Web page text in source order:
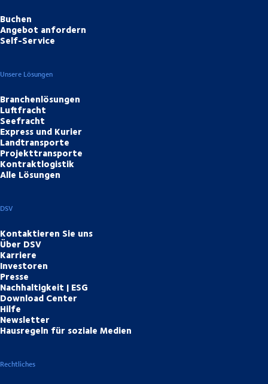
Buchen
Angebot anfordern
Self-Service
Unsere Lösungen
Branchenlösungen
Luftfracht
Seefracht
Express und Kurier
Landtransporte
Projekttransporte
Kontraktlogistik
Alle Lösungen
DSV
Kontaktieren Sie uns
Über DSV
Karriere
Investoren
Presse
Nachhaltigkeit | ESG
Download Center
Hilfe
Newsletter
Hausregeln für soziale Medien
Rechtliches